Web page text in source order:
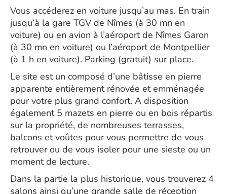
Vous accéderez en voiture jusqu’au mas. En train
jusqu’à la gare TGV de Nîmes (à 30 mn en
voiture) ou en avion à l’aéroport de Nîmes Garon
(à 30 mn en voiture) ou l’aéroport de Montpellier
(à 1 h en voiture). Parking (gratuit) sur place.
Le site est un composé d’une bâtisse en pierre
apparente entièrement rénovée et emménagée
pour votre plus grand confort. A disposition
également 5 mazets en pierre ou en bois répartis
sur la propriété, de nombreuses terrasses,
balcons et voûtes pour vous permettre de vous
retrouver ou de vous isoler pour une sieste ou un
moment de lecture.
Dans la partie la plus historique, vous trouverez 4
salons ainsi qu’une grande salle de réception